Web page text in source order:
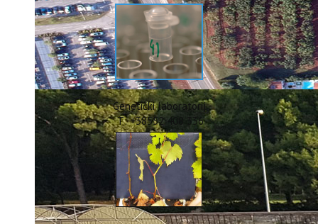
Genetički laboratorij
T: +38552 408 336